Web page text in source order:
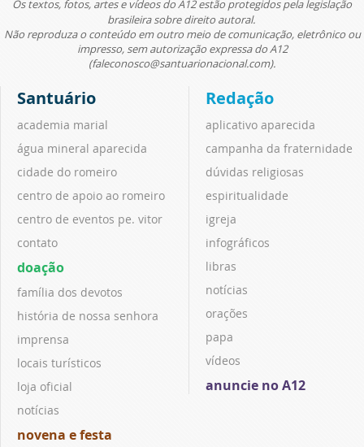
Os textos, fotos, artes e vídeos do A12 estão protegidos pela legislação
brasileira sobre direito autoral.
Não reproduza o conteúdo em outro meio de comunicação, eletrônico ou
impresso, sem autorização expressa do A12
(faleconosco@santuarionacional.com).
Santuário
academia marial
água mineral aparecida
cidade do romeiro
centro de apoio ao romeiro
centro de eventos pe. vitor
contato
doação
família dos devotos
história de nossa senhora
imprensa
locais turísticos
loja oficial
notícias
novena e festa
Redação
aplicativo aparecida
campanha da fraternidade
dúvidas religiosas
espiritualidade
igreja
infográficos
libras
notícias
orações
papa
vídeos
anuncie no A12